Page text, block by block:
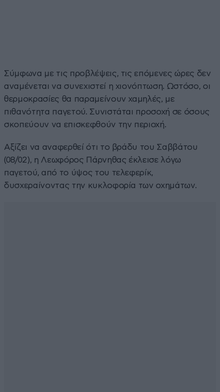
Σύμφωνα με τις προβλέψεις, τις επόμενες ώρες δεν
αναμένεται να συνεχιστεί η χιονόπτωση. Ωστόσο, οι
θερμοκρασίες θα παραμείνουν χαμηλές, με
πιθανότητα παγετού. Συνιστάται προσοχή σε όσους
σκοπεύουν να επισκεφθούν την περιοχή.
Αξίζει να αναφερθεί ότι το βράδυ του Σαββάτου
(08/02), η Λεωφόρος Πάρνηθας έκλεισε λόγω
παγετού, από το ύψος του τελεφερίκ,
δυσχεραίνοντας την κυκλοφορία των οχημάτων.